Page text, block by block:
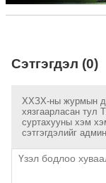
Сэтгэгдэл (0)
ХХЗХ-ны журмын
хязгаарласан тул
суртахууны хэм
сэтгэгдэлийг